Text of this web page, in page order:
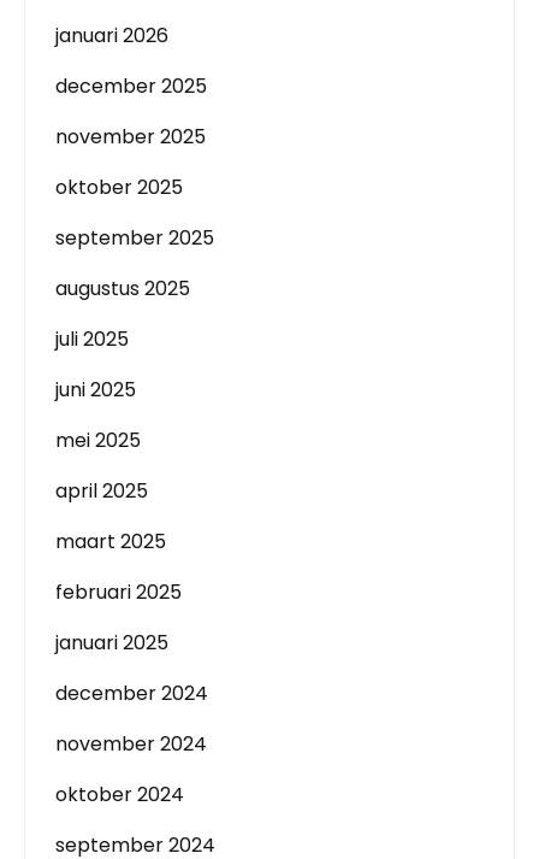
januari 2026
december 2025
november 2025
oktober 2025
september 2025
augustus 2025
juli 2025
juni 2025
mei 2025
april 2025
maart 2025
februari 2025
januari 2025
december 2024
november 2024
oktober 2024
september 2024